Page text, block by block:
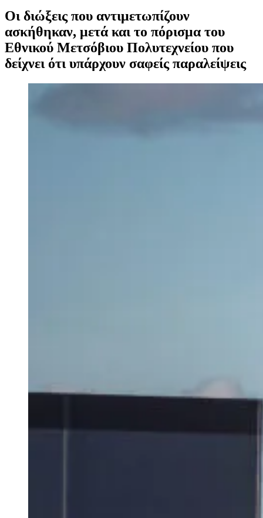
Οι διώξεις που αντιμετωπίζουν
ασκήθηκαν, μετά και το πόρισμα του
Εθνικού Μετσόβιου Πολυτεχνείου που
δείχνει ότι υπάρχουν σαφείς παραλείψεις